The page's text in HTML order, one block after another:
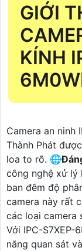
GIỚI
KÍNH
Camera an ninh
Thành Phát
loa to rõ. 🌐
công nghệ xử lý
ban đêm độ
camera này rất
các loại camera
Với IPC-S7XEP-
năng quan sát